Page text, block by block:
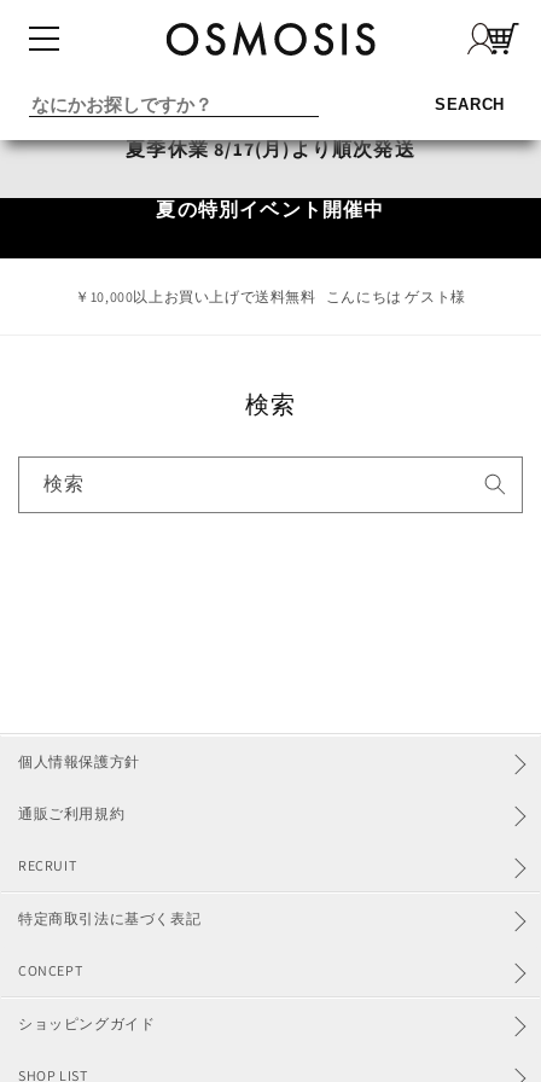
ンツに
進む
SEARCH
カテゴリーでさがす
新入荷商品
商品動画で探す
パンツ
スカート
シューズ
アクセサリー
価格からさがす
夏季休業 8/17(月)より順次発送
夏の特別イベント開催中
￥10,000以上お買い上げで送料無料 こんにちは ゲスト様
検索
検索
個人情報保護方針
通販ご利用規約
RECRUIT
特定商取引法に基づく表記
CONCEPT
ショッピングガイド
SHOP LIST